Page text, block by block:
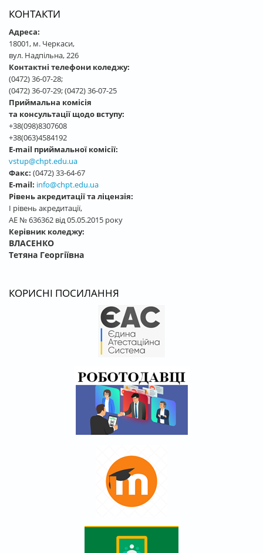
КОНТАКТИ
Адреса:
18001, м. Черкаси,
вул. Надпільна, 226
Контактні телефони коледжу:
(0472) 36-07-28;
(0472) 36-07-29; (0472) 36-07-25
Приймальна комісія
та консультації щодо вступу:
+38(098)8307608
+38(063)4584192
E-mail приймальної комісії:
vstup@chpt.edu.ua
Факс: (0472) 33-64-67
E-mail: info@chpt.edu.ua
Рівень акредитації та ліцензія:
І рівень акредитації,
АЕ № 636362 від 05.05.2015 року
Керівник коледжу:
ВЛАСЕНКО
Тетяна Георгіївна
КОРИСНІ ПОСИЛАННЯ